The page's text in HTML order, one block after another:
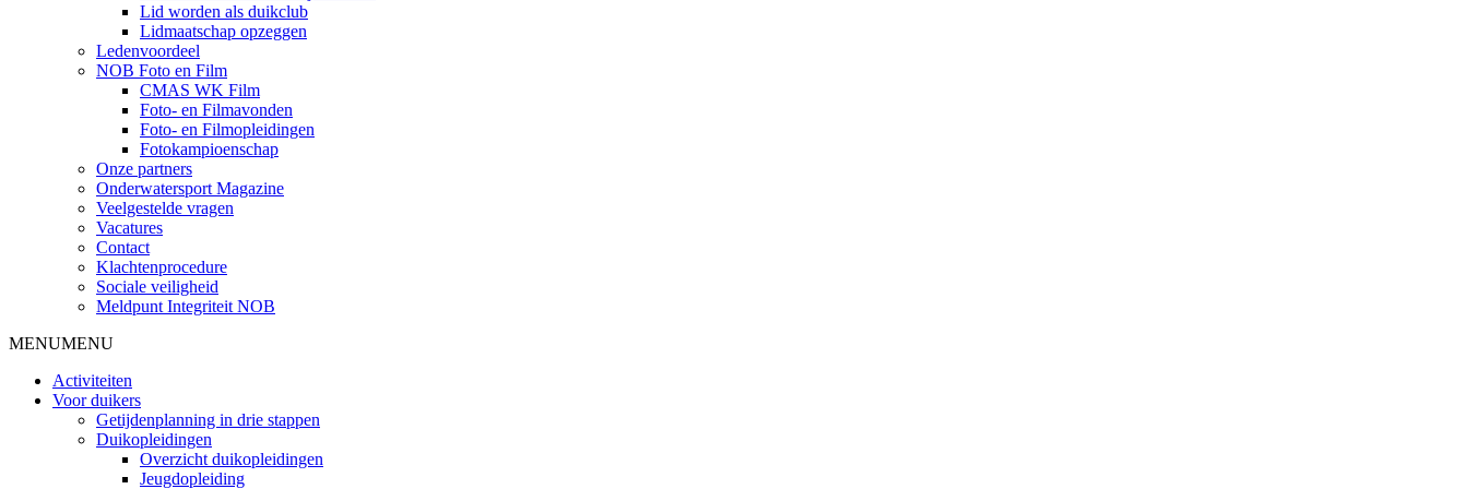
Lid worden als duikclub
Lidmaatschap opzeggen
Ledenvoordeel
NOB Foto en Film
CMAS WK Film
Foto- en Filmavonden
Foto- en Filmopleidingen
Fotokampioenschap
Onze partners
Onderwatersport Magazine
Veelgestelde vragen
Vacatures
Contact
Klachtenprocedure
Sociale veiligheid
Meldpunt Integriteit NOB
MENUMENU
Activiteiten
Voor duikers
Getijdenplanning in drie stappen
Duikopleidingen
Overzicht duikopleidingen
Jeugdopleiding